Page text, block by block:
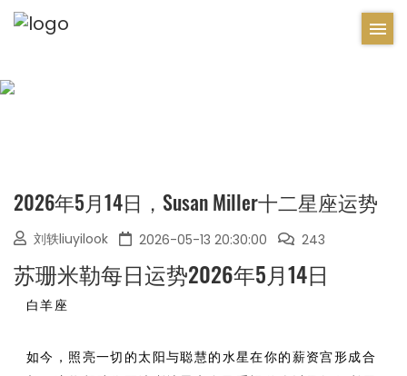
2026年5月14日，Susan Miller十二星座运势
刘轶liuyilook 2026-05-13 20:30:00 243
苏珊米勒每日运势2026年5月14日
白羊座
如今，照亮一切的太阳与聪慧的水星在你的薪资宫形成合